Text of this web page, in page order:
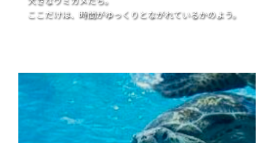
ここだけは、時間がゆっくりとながれているかのよう。